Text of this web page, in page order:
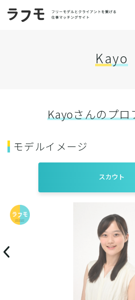
Kayo
Kayoさんのプロ
モデルイメージ
スカウト